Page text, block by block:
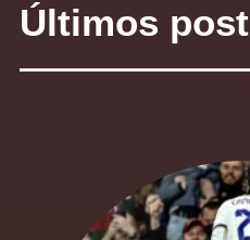
Últimos post